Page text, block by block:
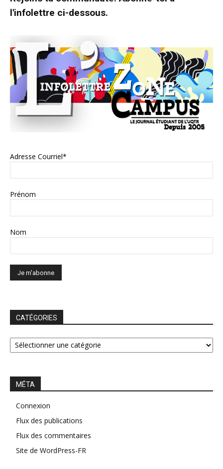
l'infolettre ci-dessous.
Adresse Courriel*
Prénom
Nom
CATÉGORIES
CATÉGORIES
MÉTA
Connexion
Flux des publications
Flux des commentaires
Site de WordPress-FR